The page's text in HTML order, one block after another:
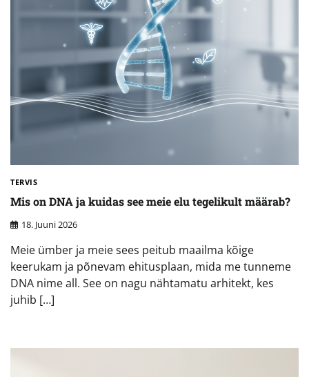
TERVIS
Mis on DNA ja kuidas see meie elu tegelikult määrab?
18. Juuni 2026
Meie ümber ja meie sees peitub maailma kõige
keerukam ja põnevam ehitusplaan, mida me tunneme
DNA nime all. See on nagu nähtamatu arhitekt, kes
juhib […]